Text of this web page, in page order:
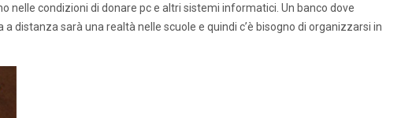
nelle condizioni di donare pc e altri sistemi informatici. Un banco dove
distanza sarà una realtà nelle scuole e quindi c’è bisogno di organizzarsi in